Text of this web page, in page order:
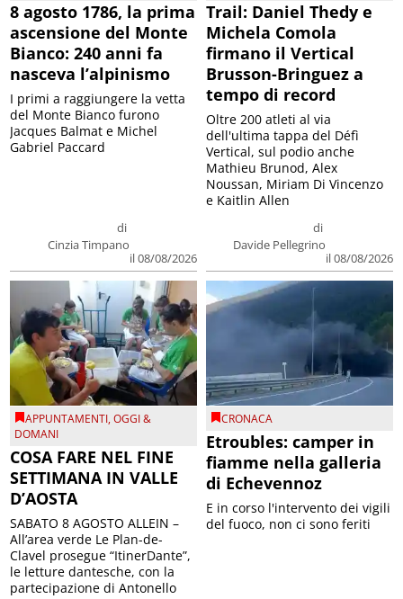
8 agosto 1786, la prima
ascensione del Monte
Bianco: 240 anni fa
nasceva l’alpinismo
di
Cinzia Timpano
il 08/08/2026
I primi a raggiungere la vetta
del Monte Bianco furono
Jacques Balmat e Michel
Gabriel Paccard
Trail: Daniel Thedy e
Michela Comola
firmano il Vertical
Brusson-Bringuez a
tempo di record
di
Davide Pellegrino
il 08/08/2026
Oltre 200 atleti al via
dell'ultima tappa del Défì
Vertical, sul podio anche
Mathieu Brunod, Alex
Noussan, Miriam Di Vincenzo
e Kaitlin Allen
APPUNTAMENTI,OGGI &
DOMANI
COSA FARE NEL FINE
SETTIMANA IN VALLE
D’AOSTA
SABATO 8 AGOSTO ALLEIN –
All’area verde Le Plan-de-
Clavel prosegue “ItinerDante”,
le letture dantesche, con la
partecipazione di Antonello
CRONACA
Etroubles: camper in
fiamme nella galleria
di Echevennoz
E in corso l'intervento dei vigili
del fuoco, non ci sono feriti